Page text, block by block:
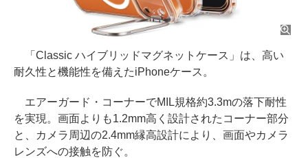
「Classic ハイブリッドマグネットケース」は、高い
耐久性と機能性を備えたiPhoneケース。
エアーガード・コーナーでMIL規格約3.3mの落下耐性
を実現。画面よりも1.2mm高く設計されたコーナー部分
と、カメラ周辺の2.4mm縁高設計により、画面やカメラ
レンズへの接触を防ぐ。